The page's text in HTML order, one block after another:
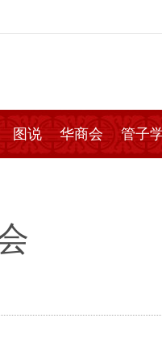
图说 华商会 管子